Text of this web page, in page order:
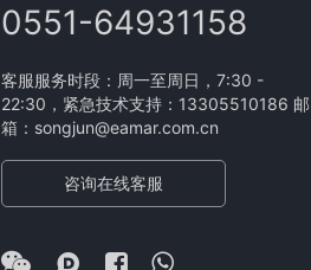
0551-64931158
客服服务时段：周一至周日，7:30 -
22:30，紧急技术支持：13305510186 邮
箱：songjun@eamar.com.cn
咨询在线客服